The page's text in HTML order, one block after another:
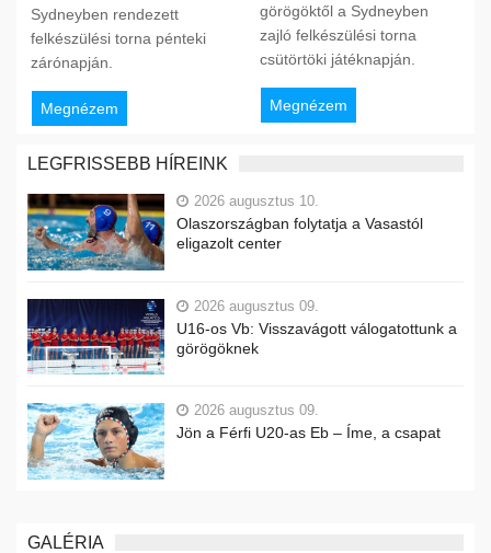
Sydneyben rendezett
felkészülési torna pénteki
zárónapján.
Megnézem
görögöktől a Sydneyben
zajló felkészülési torna
csütörtöki játéknapján.
Megnézem
LEGFRISSEBB HÍREINK
2026 augusztus 10.
Olaszországban folytatja a Vasastól
eligazolt center
2026 augusztus 09.
U16-os Vb: Visszavágott válogatottunk a
görögöknek
2026 augusztus 09.
Jön a Férfi U20-as Eb – Íme, a csapat
GALÉRIA